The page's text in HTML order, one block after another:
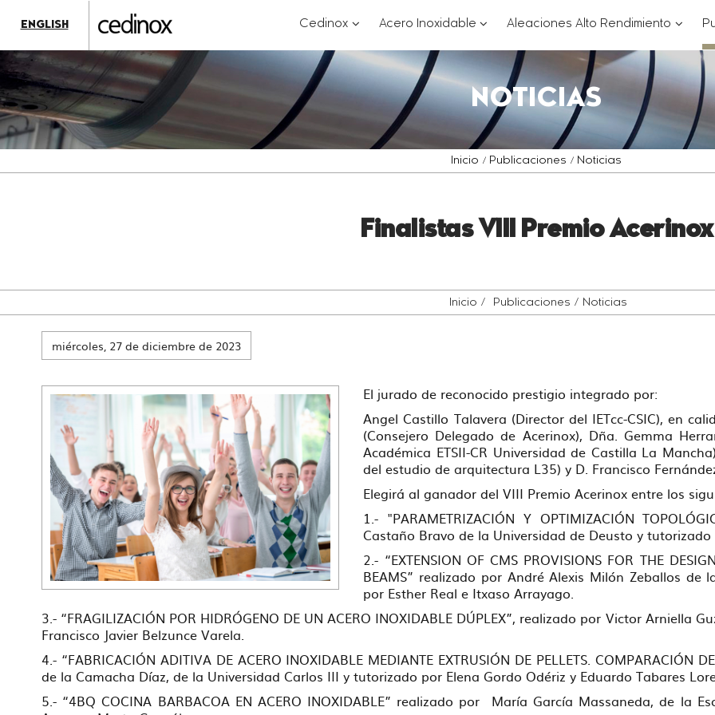
label.access.jump.content???
???
label.access.jump.header???
label.access.jump.footer???
???
label.access.jump.menu???
ENGLISH Cedinox???
Acero Inoxidable???
Aleaciones Alto Rendimiento ???
NOTICIAS
Inicio Publicaciones Noticias
Finalistas VIII Premio Acerinox
Inicio Publicaciones Noticias
miércoles, 27 de diciembre de 2023
El jurado de reconocido prestigio integrado por:
Angel Castillo Talavera (Director del IETcc-CSIC), en
(Consejero Delegado de Acerinox), Dña. Gemma
Académica ETSII-CR Universidad de Castilla La
del estudio de arquitectura L35) y D. Francisco
Elegirá al ganador del VIII Premio Acerinox entre los
1.- "PARAMETRIZACIÓN Y OPTIMIZACIÓN
Castaño Bravo de la Universidad de Deusto y
2.- “EXTENSION OF CMS PROVISIONS FOR THE
BEAMS” realizado por André Alexis Milón Zeballos
por Esther Real e Itxaso Arrayago.
3.- “FRAGILIZACIÓN POR HIDRÓGENO DE UN ACERO INOXIDABLE DÚPLEX”, realizado por Victor
Francisco Javier Belzunce Varela.
4.- “FABRICACIÓN ADITIVA DE ACERO INOXIDABLE MEDIANTE EXTRUSIÓN DE PELLETS. COMPARACIÓN
de la Camacha Díaz, de la Universidad Carlos III y tutorizado por Elena Gordo Odériz y Eduardo Tabares
5.- “4BQ COCINA BARBACOA EN ACERO INOXIDABLE” realizado por María García Massaneda, de la